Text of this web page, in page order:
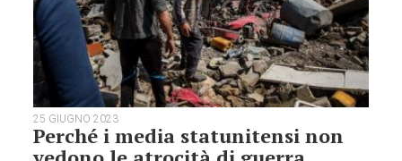
25 GIUGNO 2023
Perché i media statunitensi non